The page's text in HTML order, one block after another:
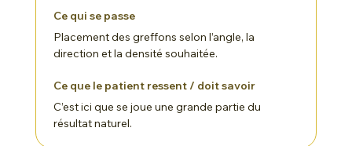
Placement des greffons selon l’angle, la
direction et la densité souhaitée.
C’est ici que se joue une grande partie du
résultat naturel.